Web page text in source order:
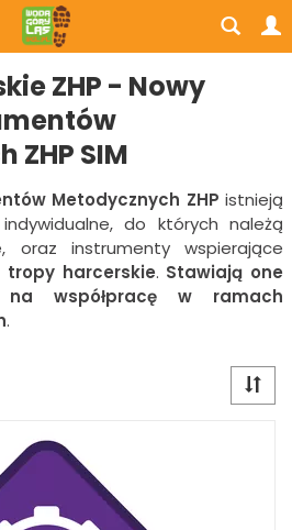
ZHP - Nowy
ZHP SIM
Metodycznych ZHP istnieją
do których należą
oraz instrumenty wspierające
tropy harcerskie. Stawiają one
na współpracę w ramach
.